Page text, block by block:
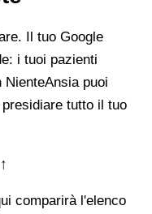
Il tuo Google
i tuoi pazienti
puoi
tutto il tuo
comparirà l'elenco